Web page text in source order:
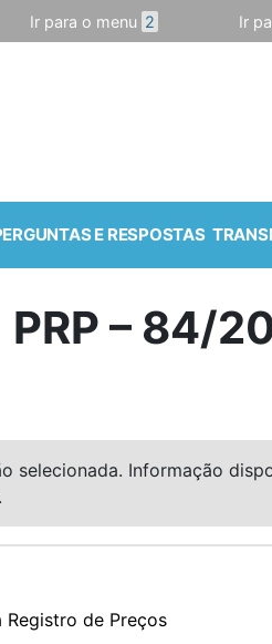
Ir para o menu 2 Ir
E RESPOSTAS
PRP – 84/
Informação
Registro de Preços